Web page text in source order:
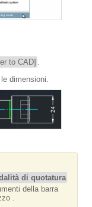
to CAD]
dimensioni.
di quotatura
della barra
.